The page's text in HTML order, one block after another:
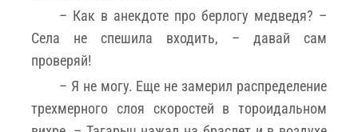
– Как в анекдоте про берлогу медведя? –
Села не спешила входить, – давай сам
проверяй!
­­– Я не могу. Еще не замерил распределение
трехмерного слоя скоростей в тороидальном